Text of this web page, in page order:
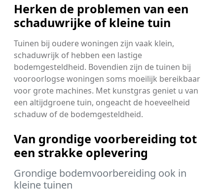
Herken de problemen van een
schaduwrijke of kleine tuin
Tuinen bij oudere woningen zijn vaak klein,
schaduwrijk of hebben een lastige
bodemgesteldheid. Bovendien zijn de tuinen bij
vooroorlogse woningen soms moeilijk bereikbaar
voor grote machines. Met kunstgras geniet u van
een altijdgroene tuin, ongeacht de hoeveelheid
schaduw of de bodemgesteldheid.
Van grondige voorbereiding tot
een strakke oplevering
Grondige bodemvoorbereiding ook in
kleine tuinen